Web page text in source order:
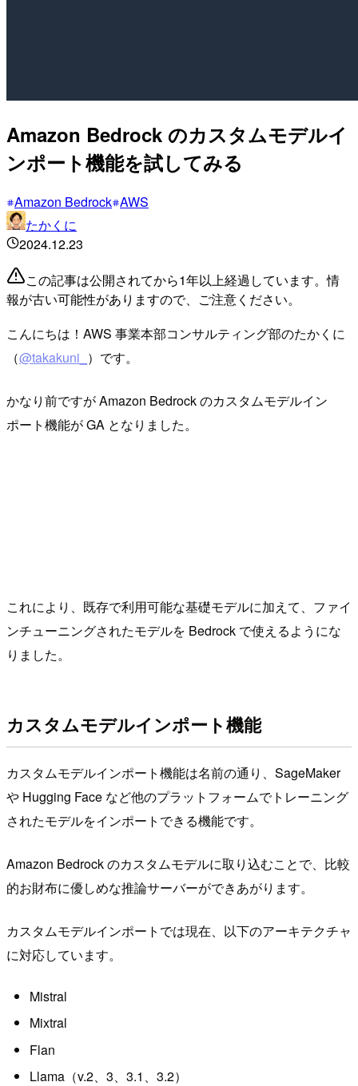
Amazon Bedrock のカスタムモデルイ
ンポート機能を試してみる
Amazon Bedrock AWS
たかくに
2024.12.23
この記事は公開されてから1年以上経過しています。情
報が古い可能性がありますので、ご注意ください。
こんにちは！AWS 事業本部コンサルティング部のたかくに
（@takakuni_ ）です。
かなり前ですが Amazon Bedrock のカスタムモデルイン
ポート機能が GA となりました。
これにより、既存で利用可能な基礎モデルに加えて、ファイ
ンチューニングされたモデルを Bedrock で使えるようにな
りました。
カスタムモデルインポート機能
カスタムモデルインポート機能は名前の通り、SageMaker
や Hugging Face など他のプラットフォームでトレーニング
されたモデルをインポートできる機能です。
Amazon Bedrock のカスタムモデルに取り込むことで、比較
的お財布に優しめな推論サーバーができあがります。
カスタムモデルインポートでは現在、以下のアーキテクチャ
に対応しています。
Mistral
Mixtral
Flan
Llama（v.2、3、3.1、3.2）